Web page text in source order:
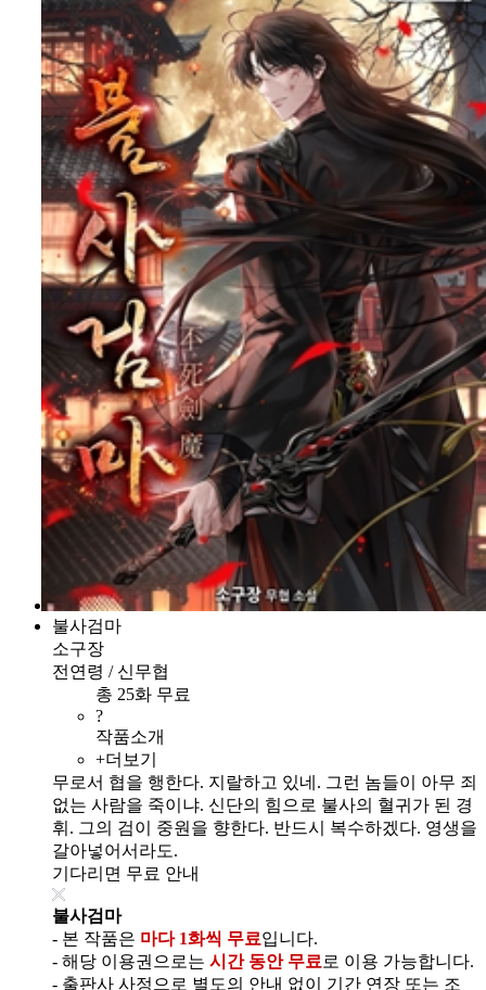
불사검마
소구장
전연령 / 신무협
총 25화 무료
?
작품소개
+더보기
무로서 협을 행한다. 지랄하고 있네. 그런 놈들이 아무 죄
없는 사람을 죽이냐. 신단의 힘으로 불사의 혈귀가 된 경
휘. 그의 검이 중원을 향한다. 반드시 복수하겠다. 영생을
갈아넣어서라도.
기다리면 무료 안내
불사검마
- 본 작품은 마다 1화씩 무료입니다.
- 해당 이용권으로는 시간 동안 무료 로 이용 가능합니다.
- 출판사 사정으로 별도의 안내 없이 기간 연장 또는 조